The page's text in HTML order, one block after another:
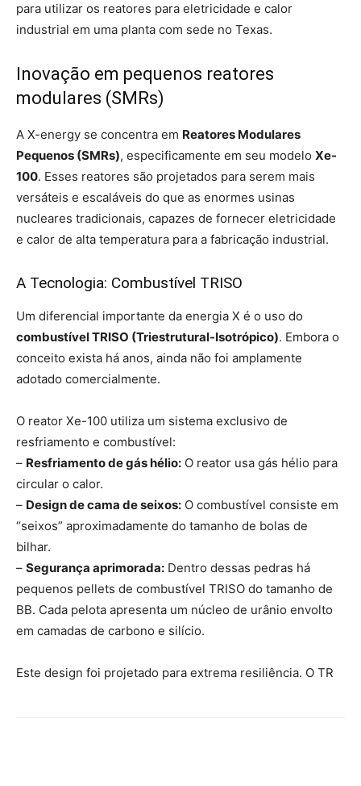
para utilizar os reatores para eletricidade e calor
industrial em uma planta com sede no Texas.
Inovação em pequenos reatores
modulares (SMRs)
A X-energy se concentra em Reatores Modulares
Pequenos (SMRs), especificamente em seu modelo Xe-
100. Esses reatores são projetados para serem mais
versáteis e escaláveis ​​do que as enormes usinas
nucleares tradicionais, capazes de fornecer eletricidade
e calor de alta temperatura para a fabricação industrial.
A Tecnologia: Combustível TRISO
Um diferencial importante da energia X é o uso do
combustível TRISO (Triestrutural-Isotrópico). Embora o
conceito exista há anos, ainda não foi amplamente
adotado comercialmente.
O reator Xe-100 utiliza um sistema exclusivo de
resfriamento e combustível:
– Resfriamento de gás hélio: O reator usa gás hélio para
circular o calor.
– Design de cama de seixos: O combustível consiste em
“seixos” aproximadamente do tamanho de bolas de
bilhar.
– Segurança aprimorada: Dentro dessas pedras há
pequenos pellets de combustível TRISO do tamanho de
BB. Cada pelota apresenta um núcleo de urânio envolto
em camadas de carbono e silício.
Este design foi projetado para extrema resiliência. O TR